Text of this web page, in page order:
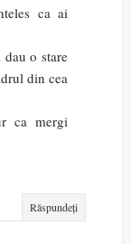
ca ai
o stare
din cea
ca mergi
Răspundeți